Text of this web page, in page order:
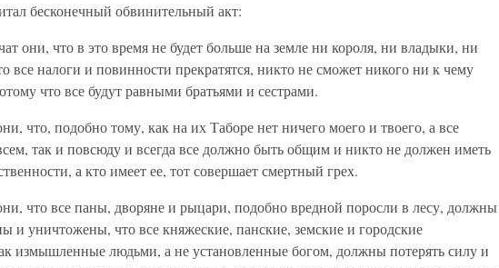
бесконечный обвинительный акт:
они, что в это время не будет больше на земле ни короля, ни владыки, ни
все налоги и повинности прекратятся, никто не сможет никого ни к чему
что все будут равными братьями и сестрами.
что, подобно тому, как на их Таборе нет ничего моего и твоего, а все
так и повсюду и всегда все должно быть общим и никто не должен иметь
а кто имеет ее, тот совершает смертный грех.
что все паны, дворяне и рыцари, подобно вредной поросли в лесу, должны
и уничтожены, что все княжеские, панские, земские и городские
измышленные людьми, а не установленные богом, должны потерять силу и